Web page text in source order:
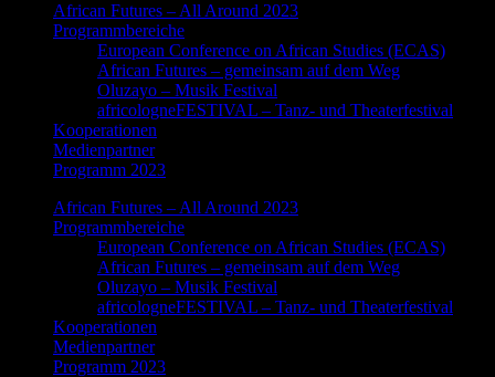
African Futures – All Around 2023
Programmbereiche
European Conference on African Studies (ECAS)
African Futures – gemeinsam auf dem Weg
Oluzayo – Musik Festival
africologneFESTIVAL – Tanz- und Theaterfestival
Kooperationen
Medienpartner
Programm 2023
African Futures – All Around 2023
Programmbereiche
European Conference on African Studies (ECAS)
African Futures – gemeinsam auf dem Weg
Oluzayo – Musik Festival
africologneFESTIVAL – Tanz- und Theaterfestival
Kooperationen
Medienpartner
Programm 2023